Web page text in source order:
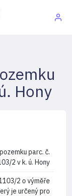
Hony
parc. č.
2 v k. ú. Hony
2 o výměře
je určený pro